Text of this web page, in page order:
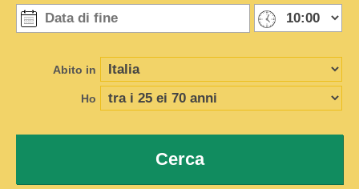
Abito in
Ho
Cerca